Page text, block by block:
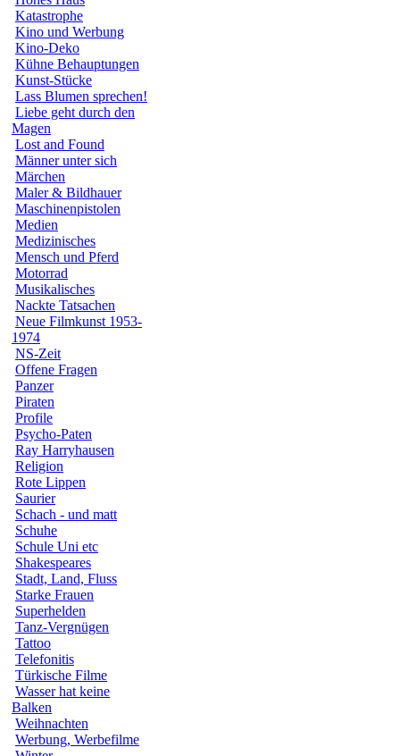
Katastrophe
Kino und Werbung
Kino-Deko
Kühne Behauptungen
Kunst-Stücke
Lass Blumen sprechen!
Liebe geht durch den
Magen
Lost and Found
Männer unter sich
Märchen
Maler & Bildhauer
Maschinenpistolen
Medien
Medizinisches
Mensch und Pferd
Motorrad
Musikalisches
Nackte Tatsachen
Neue Filmkunst 1953-
1974
NS-Zeit
Offene Fragen
Panzer
Piraten
Profile
Psycho-Paten
Ray Harryhausen
Religion
Rote Lippen
Saurier
Schach - und matt
Schuhe
Schule Uni etc
Shakespeares
Stadt, Land, Fluss
Starke Frauen
Superhelden
Tanz-Vergnügen
Tattoo
Telefonitis
Türkische Filme
Wasser hat keine
Balken
Weihnachten
Werbung, Werbefilme